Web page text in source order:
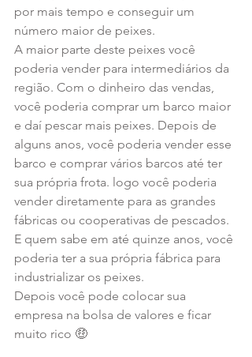
por mais tempo e conseguir um
número maior de peixes.
A maior parte deste peixes você
poderia vender para intermediários da
região. Com o dinheiro das vendas,
você poderia comprar um barco maior
e daí pescar mais peixes. Depois de
alguns anos, você poderia vender esse
barco e comprar vários barcos até ter
sua própria frota. logo você poderia
vender diretamente para as grandes
fábricas ou cooperativas de pescados.
E quem sabe em até quinze anos, você
poderia ter a sua própria fábrica para
industrializar os peixes.
Depois você pode colocar sua
empresa na bolsa de valores e ficar
muito rico 🤑